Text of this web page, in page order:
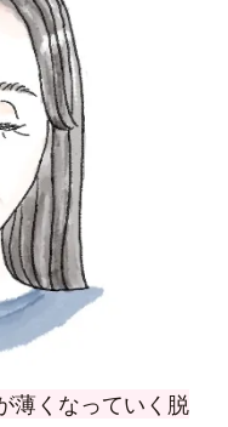
薄くなっていく脱